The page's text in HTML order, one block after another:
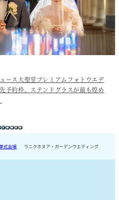
ース大聖堂プレミアムフォトウエデ
予約枠、ステンドグラスが最も煌め
式会場 ラニクホヌア・ガーデンウエディング